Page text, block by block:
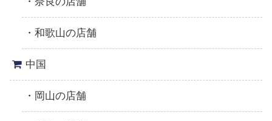
和歌山の店舗
中国
岡山の店舗